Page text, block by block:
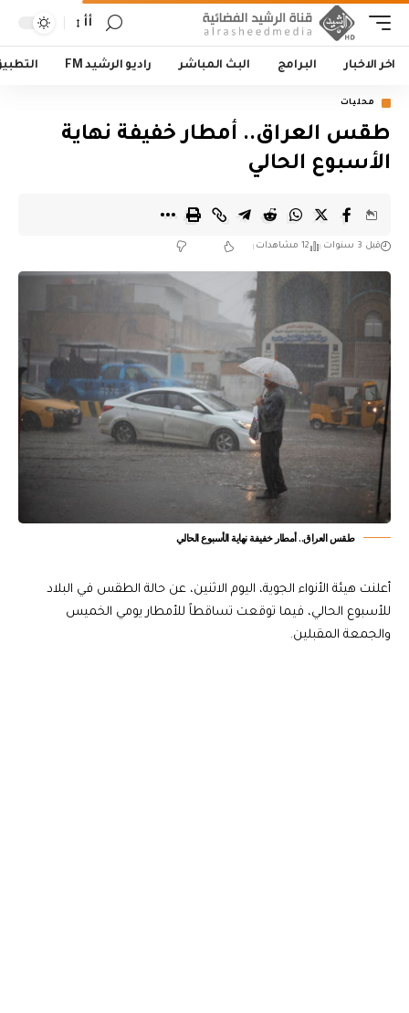
أأ
اخر الاخبار البرامج البث المباشر راديو الرشيد FM
محليات
طقس العراق.. أمطار خفيفة نهاية
الأسبوع الحالي
قبل 3 سنوات 12 مشاهدات
طقس العراق.. أمطار خفيفة نهاية الأسبوع الحالي
أعلنت هيئة الأنواء الجوية، اليوم الاثنين، عن حالة الطقس في البلاد
للأسبوع الحالي، فيما توقعت تساقطاً للأمطار يومي الخميس
والجمعة المقبلين.